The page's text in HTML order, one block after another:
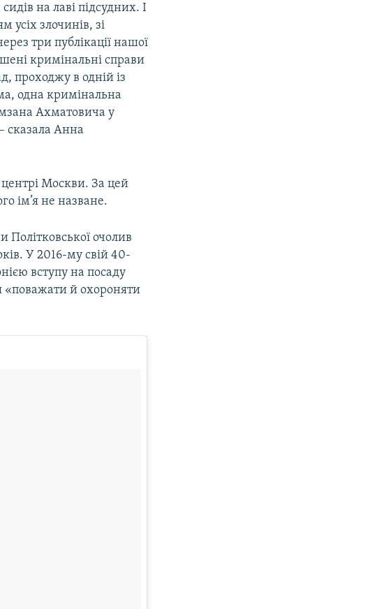
на лаві підсудних. І
злочинів, зі
три публікації нашої
кримінальні справи
проходжу в одній із
одна кримінальна
Ахматовича у
сказала Анна
центрі Москви. За цей
ім’я не назване.
Політковської очолив
У 2016-му свій 40-
вступу на посаду
«поважати й охороняти